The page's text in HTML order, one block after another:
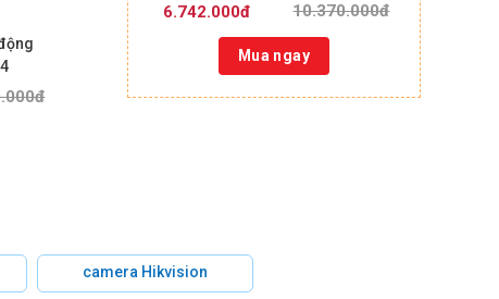
10.370.000đ
6.742.000đ
Mua ngay
camera Hikvision